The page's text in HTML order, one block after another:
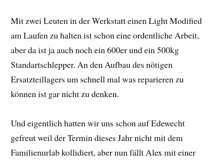
Mit zwei Leuten in der Werkstatt einen Light Modified
am Laufen zu halten ist schon eine ordentliche Arbeit,
aber da ist ja auch noch ein 600er und ein 500kg
Standartschlepper. An den Aufbau des nötigen
Ersatzteillagers um schnell mal was reparieren zu
können ist gar nicht zu denken.
Und eigentlich hatten wir uns schon auf Edewecht
gefreut weil der Termin dieses Jahr nicht mit dem
Familienurlab kollidiert, aber nun fällt Alex mit einer